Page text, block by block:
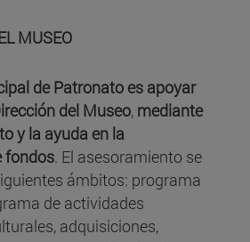
MUSEO
de Patronato es apoyar
del Museo, mediante
y la ayuda en la
fondos. El asesoramiento se
ámbitos: programa
de actividades
adquisiciones,